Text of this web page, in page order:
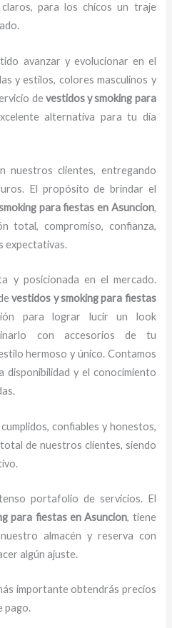
para los chicos un traje
avanzar y evolucionar en el
y estilos, colores masculinos y
devestidos y smoking para
alternativa para tu día
nuestros clientes, entregando
El propósito de brindar el
para fiestas en Asuncion,
total, compromiso, confianza,
expectativas.
y posicionada en el mercado.
vestidos y smoking para fiestas
para lograr lucir un look
con accesorios de tu
hermoso y único. Contamos
disponibilidad y el conocimiento
confiables y honestos,
de nuestros clientes, siendo
portafolio de servicios. El
para fiestas en Asuncion, tiene
almacén y reserva con
algún ajuste.
importante obtendrás precios
pago.